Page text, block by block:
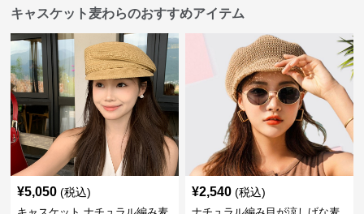
キャスケット麦わらのおすすめアイテム
¥5,050 (税込) ¥2,540 (税込)